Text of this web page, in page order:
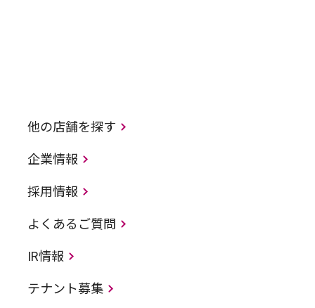
他の店舗を探す
企業情報
採用情報
よくあるご質問
IR情報
テナント募集